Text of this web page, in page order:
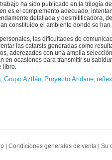
ha sido publicado en la trilogía
es el complemento adecuado,
detallada y desmitificadora,
constituido el ambiente donde se
las dificultades de
las catarsis generadas como
aderezados con una amplia
en ocasiones para transmitir su
libro.
, Grupo Aztlán, Proyecto Aridane,
Condiciones generales de venta Su